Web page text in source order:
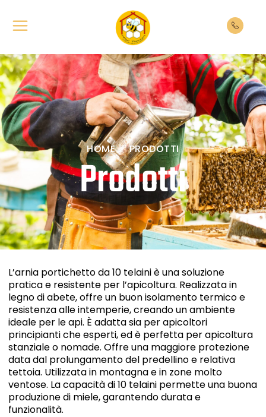
HOME PRODOTTI
Prodotti
L’arnia portichetto da 10 telaini è una soluzione
pratica e resistente per l’apicoltura. Realizzata in
legno di abete, offre un buon isolamento termico e
resistenza alle intemperie, creando un ambiente
ideale per le api. È adatta sia per apicoltori
principianti che esperti, ed è perfetta per apicoltura
stanziale o nomade. Offre una maggiore protezione
data dal prolungamento del predellino e relativa
tettoia. Utilizzata in montagna e in zone molto
ventose. La capacità di 10 telaini permette una buona
produzione di miele, garantendo durata e
funzionalità.